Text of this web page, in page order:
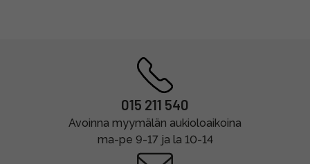
015 211 540
Avoinna myymälän aukioloaikoina
ma-pe 9-17 ja la 10-14